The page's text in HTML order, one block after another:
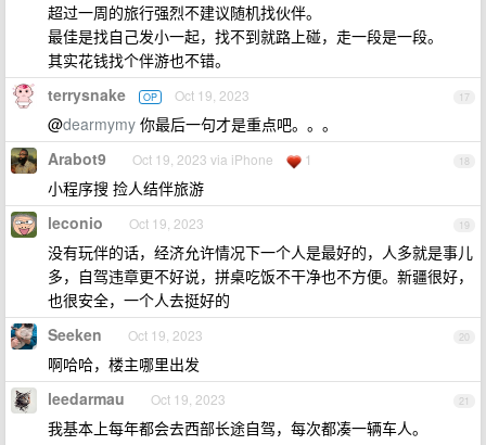
超过一周的旅行强烈不建议随机找伙伴。
最佳是找自己发小一起，找不到就路上碰，走一段是一段。
其实花钱找个伴游也不错。
17
terrysnake OP Oct 19, 2023
@dearmymy 你最后一句才是重点吧。。。
18
Arabot9 Oct 19, 2023 via iPhone 1
小程序搜 捡人结伴旅游
19
leconio Oct 19, 2023
没有玩伴的话，经济允许情况下一个人是最好的，人多就是事儿
多，自驾违章更不好说，拼桌吃饭不干净也不方便。新疆很好，
也很安全，一个人去挺好的
20
Seeken Oct 19, 2023
啊哈哈，楼主哪里出发
21
leedarmau Oct 19, 2023
我基本上每年都会去西部长途自驾，每次都凑一辆车人。